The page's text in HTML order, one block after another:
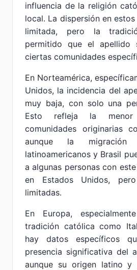
influencia de la religión
local. La dispersión en
limitada, pero la
permitido que el apellido
ciertas comunidades
En Norteamérica,
Unidos, la incidencia del
muy baja, con solo una
Esto refleja la menor
comunidades originarias
aunque la migración
latinoamericanos y Brasil
a algunas personas con
en Estados Unidos,
limitadas.
En Europa,
tradición católica como
hay datos específicos
presencia significativa del
aunque su origen latino y